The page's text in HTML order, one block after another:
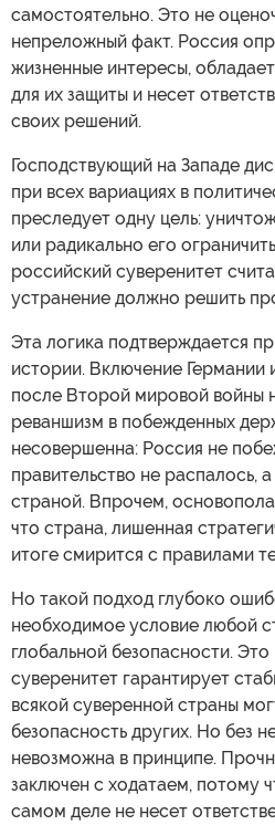
самостоятельно. Это не
непреложный факт. Россия
жизненные интересы,
для их защиты и несет
своих решений.
Господствующий на Западе
при всех вариациях в
преследует одну цель:
или радикально его
российский суверенитет
устранение должно решить
Эта логика подтверждается
истории. Включение Германии
после Второй мировой войны
реваншизм в побежденных
несовершенна: Россия не
правительство не распалось,
страной. Впрочем,
что страна, лишенная
итоге смирится с правилами
Но такой подход глубоко
необходимое условие любой
глобальной безопасности. Это
суверенитет гарантирует
всякой суверенной страны
безопасность других. Но без
невозможна в принципе.
заключен с ходатаем, потому
самом деле не несет